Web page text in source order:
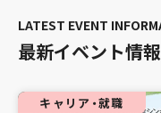
最新イベント情報
キャリア・就職